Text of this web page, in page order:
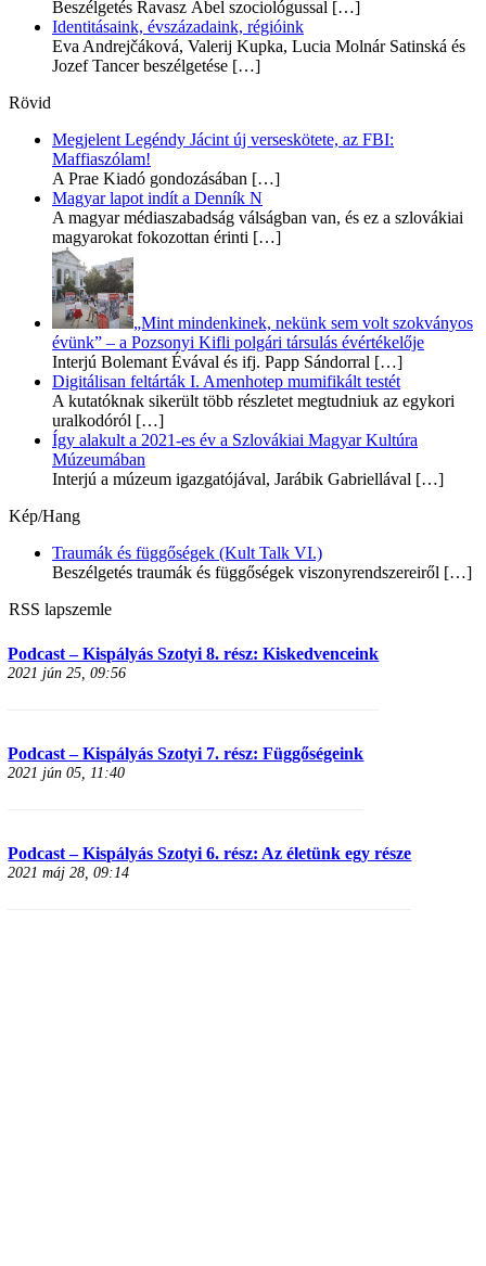
Beszélgetés Ravasz Ábel szociológussal […]
Identitásaink, évszázadaink, régióink
Eva Andrejčáková, Valerij Kupka, Lucia Molnár Satinská és
Jozef Tancer beszélgetése […]
Rövid
Megjelent Legéndy Jácint új verseskötete, az FBI:
Maffiaszólam!
A Prae Kiadó gondozásában […]
Magyar lapot indít a Denník N
A magyar médiaszabadság válságban van, és ez a szlovákiai
magyarokat fokozottan érinti […]
„Mint mindenkinek, nekünk sem volt szokványos
évünk” – a Pozsonyi Kifli polgári társulás évértékelője
Interjú Bolemant Évával és ifj. Papp Sándorral […]
Digitálisan feltárták I. Amenhotep mumifikált testét
A kutatóknak sikerült több részletet megtudniuk az egykori
uralkodóról […]
Így alakult a 2021-es év a Szlovákiai Magyar Kultúra
Múzeumában
Interjú a múzeum igazgatójával, Jarábik Gabriellával […]
Kép/Hang
Traumák és függőségek (Kult Talk VI.)
Beszélgetés traumák és függőségek viszonyrendszereiről […]
RSS lapszemle
Podcast – Kispályás Szotyi 8. rész: Kiskedvenceink
2021 jún 25, 09:56
Podcast – Kispályás Szotyi 7. rész: Függőségeink
2021 jún 05, 11:40
Podcast – Kispályás Szotyi 6. rész: Az életünk egy része
2021 máj 28, 09:14